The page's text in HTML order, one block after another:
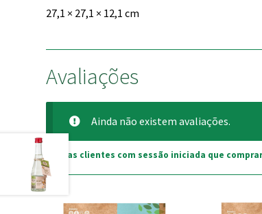
27,1 × 27,1 × 12,1 cm
Avaliações
Ainda não existem avaliações.
Apenas clientes com sessão iniciada que